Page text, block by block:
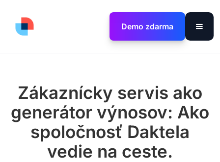
Demo zdarma
Zákaznícky servis ako
generátor výnosov: Ako
spoločnosť Daktela
vedie na ceste.